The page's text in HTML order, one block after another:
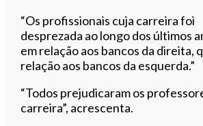
“Os profissionais cuja carreira foi
desprezada ao longo dos últimos
em relação aos bancos da direita,
relação aos bancos da esquerda.”
“Todos prejudicaram os
carreira”, acrescenta.